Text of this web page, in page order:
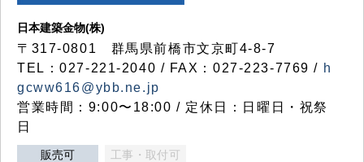
日本建築金物(株)
〒317‐0801 群馬県前橋市文京町4-8-7
TEL：027-221-2040 / FAX：027-223-7769 / h
gcww616@ybb.ne.jp
営業時間：9:00〜18:00 / 定休日：日曜日・祝祭
日
販売可 工事・取付可